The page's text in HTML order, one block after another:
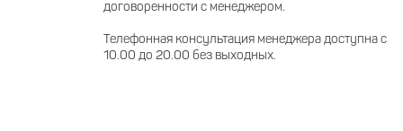
договоренности с менеджером.
Телефонная консультация менеджера доступна с
10.00 до 20.00 без выходных.